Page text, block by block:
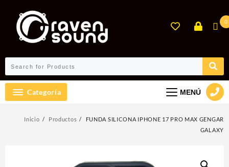
contenido
0
Categoría MENÚ
Inicio Productos
FUNDA SILICONA IPHONE 17 PRO MAX GENGAR
GALAXY